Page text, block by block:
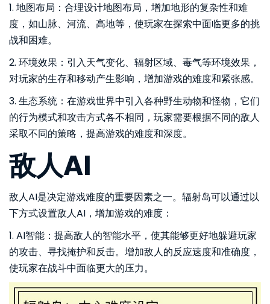
1. 地图布局：合理设计地图布局，增加地形的复杂性和难
度，如山脉、河流、高地等，使玩家在探索中面临更多的挑
战和困难。
2. 环境效果：引入天气变化、辐射区域、毒气等环境效果，
对玩家的生存和移动产生影响，增加游戏的难度和紧张感。
3. 生态系统：在游戏世界中引入各种野生动物和怪物，它们
的行为模式和攻击方式各不相同，玩家需要根据不同的敌人
采取不同的策略，提高游戏的难度和深度。
敌人AI
敌人AI是决定游戏难度的重要因素之一。辐射岛可以通过以
下方式设置敌人AI，增加游戏的难度：
1. AI智能：提高敌人的智能水平，使其能够更好地躲避玩家
的攻击、寻找掩护和反击。增加敌人的反应速度和准确度，
使玩家在战斗中面临更大的压力。